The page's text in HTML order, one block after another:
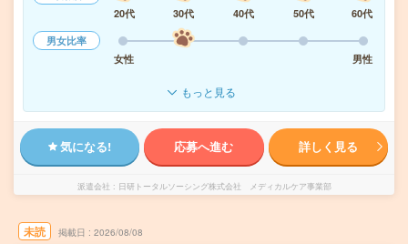
20代
30代 40代 50代
60代
男女比率
女性
男性
もっと見る
気になる! 応募へ進む 詳しく見る
派遣会社 日研トータルソーシング株式会社 メディカルケア事業部
未読 掲載日 2026/08/08